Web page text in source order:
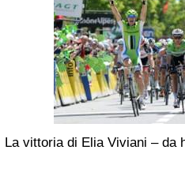
La vittoria di Elia Viviani – da